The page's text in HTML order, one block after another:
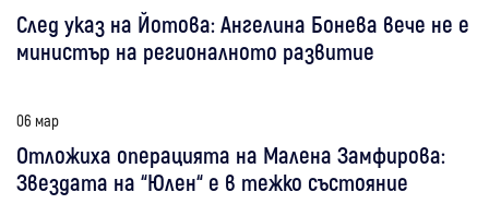
След указ на Йотова: Ангелина Бонева вече не е
министър на регионалното развитие
06 мар
Отложиха операцията на Малена Замфирова:
Звездата на “Юлен“ е в тежко състояние